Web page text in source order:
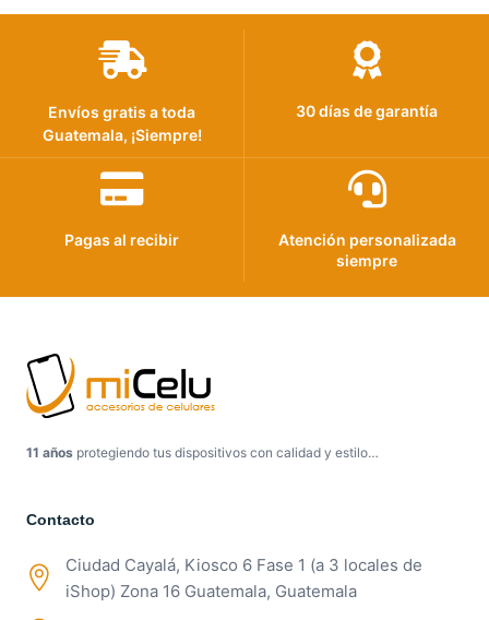
Envíos gratis a toda
Guatemala, ¡Siempre!
30 días de garantía
Pagas al recibir
Atención personalizada
siempre
11 años protegiendo tus dispositivos con calidad y estilo…
Contacto
Ciudad Cayalá, Kiosco 6 Fase 1 (a 3 locales de
iShop) Zona 16 Guatemala, Guatemala